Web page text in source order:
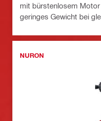
mit bürstenlosem
geringes Gewicht bei
NURON